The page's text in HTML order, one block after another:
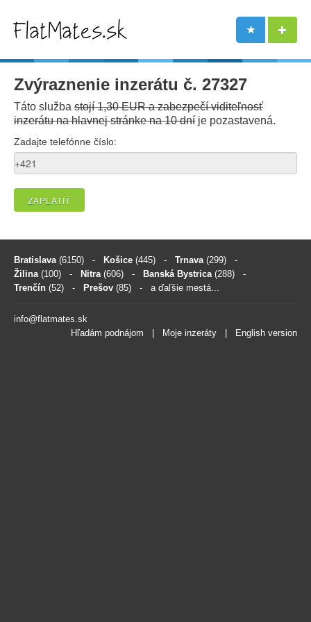
Zvýraznenie inzerátu č. 27327
Táto služba stojí 1,30 EUR a zabezpečí viditeľnosť
inzerátu na hlavnej stránke na 10 dní je pozastavená.
Zadajte telefónne číslo:
ZAPLATIŤ
Bratislava (6150) - Košice (445) - Trnava (299) -
Žilina (100) - Nitra (606) - Banská Bystrica (288) -
Trenčín (52) - Prešov (85) - a ďaľšie mestá...
info@flatmates.sk
Hľadám podnájom
Moje inzeráty English version